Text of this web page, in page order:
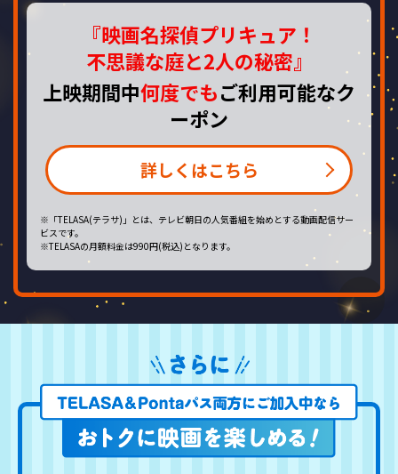
『映画名探偵プリキュア！
不思議な庭と2人の秘密』
上映期間中何度でもご利用可能なク
ーポン
詳しくはこちら
※「TELASA(テラサ)」とは、テレビ朝日の人気番組を始めとする動画配信サー
ビスです。
※TELASAの月額料金は990円(税込)となります。